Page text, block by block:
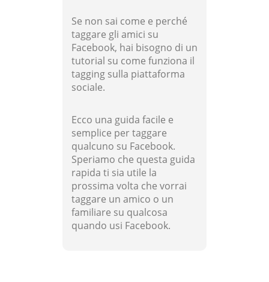
Se non sai come e perché
taggare gli amici su
Facebook, hai bisogno di un
tutorial su come funziona il
tagging sulla piattaforma
sociale.
Ecco una guida facile e
semplice per taggare
qualcuno su Facebook.
Speriamo che questa guida
rapida ti sia utile la
prossima volta che vorrai
taggare un amico o un
familiare su qualcosa
quando usi Facebook.